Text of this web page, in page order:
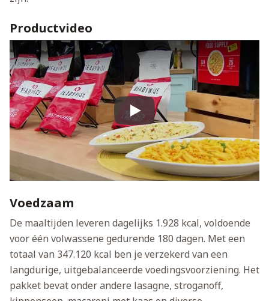
Productvideo
Play
Voedzaam
De maaltijden leveren dagelijks 1.928 kcal, voldoende
voor één volwassene gedurende 180 dagen. Met een
totaal van 347.120 kcal ben je verzekerd van een
langdurige, uitgebalanceerde voedingsvoorziening. Het
pakket bevat onder andere lasagne, stroganoff,